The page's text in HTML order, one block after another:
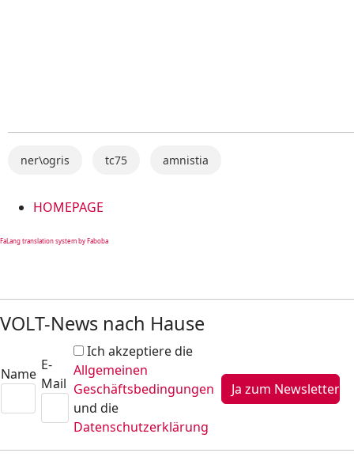
ner\ogris tc75 amnistia
HOMEPAGE
FaLang translation system by Faboba
VOLT-News nach Hause
Name
E-
Mail
Ich akzeptiere die
Allgemeinen
Geschäftsbedingungen
und die
Datenschutzerklärung